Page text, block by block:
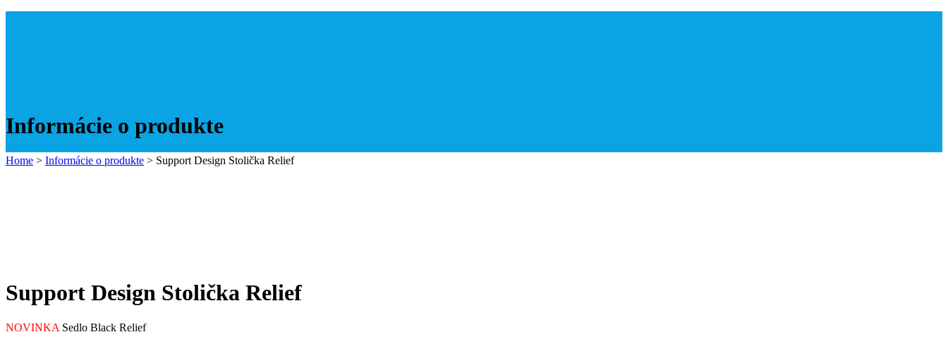
Informácie o produkte
Home > Informácie o produkte > Support Design Stolička Relief
Support Design Stolička Relief
NOVINKA Sedlo Black Relief